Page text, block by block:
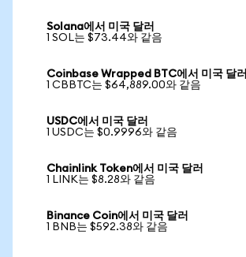
Solana에서 미국 달러
1 SOL는 $73.44와 같음
Coinbase Wrapped BTC에서 미국 달러
1 CBBTC는 $64,889.00와 같음
USDC에서 미국 달러
1 USDC는 $0.9996와 같음
Chainlink Token에서 미국 달러
1 LINK는 $8.28와 같음
Binance Coin에서 미국 달러
1 BNB는 $592.38와 같음